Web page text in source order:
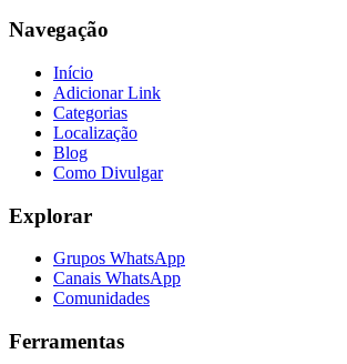
Navegação
Início
Adicionar Link
Categorias
Localização
Blog
Como Divulgar
Explorar
Grupos WhatsApp
Canais WhatsApp
Comunidades
Ferramentas